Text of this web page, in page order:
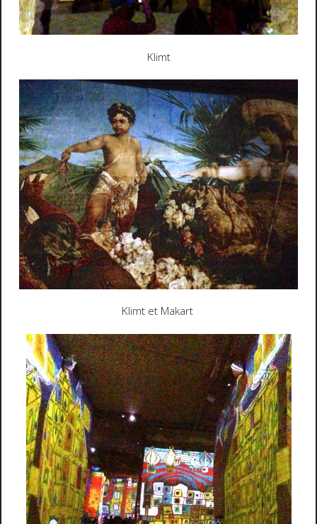
Klimt
Klimt et Makart